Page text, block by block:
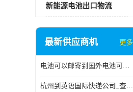
新能源电池出口物流
最新供应商机 更多
电池可以邮寄到国外电池可以发国际物流手机电池可以邮寄到国外
杭州到英语国际快递公司_查国际快递